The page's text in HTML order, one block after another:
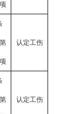
认定工伤
认定工伤